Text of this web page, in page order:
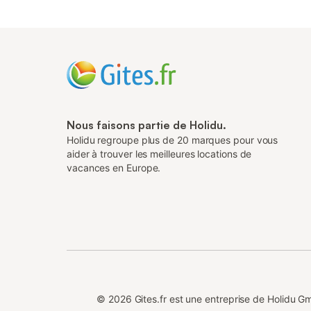
Nous faisons partie de Holidu.
Holidu regroupe plus de 20 marques pour vous
aider à trouver les meilleures locations de
vacances en Europe.
© 2026 Gites.fr est une entreprise de Holidu